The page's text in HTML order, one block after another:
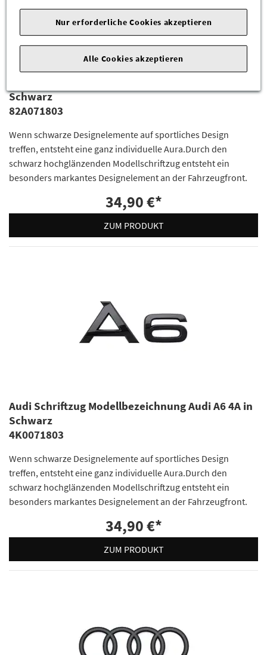
Schwarz
82A071803
Wenn schwarze Designelemente auf sportliches Design
treffen, entsteht eine ganz individuelle Aura.Durch den
schwarz hochglänzenden Modellschriftzug entsteht ein
besonders markantes Designelement an der Fahrzeugfront.
34,90 €*
ZUM PRODUKT
Audi Schriftzug Modellbezeichnung Audi A6 4A in
Schwarz
4K0071803
Wenn schwarze Designelemente auf sportliches Design
treffen, entsteht eine ganz individuelle Aura.Durch den
schwarz hochglänzenden Modellschriftzug entsteht ein
besonders markantes Designelement an der Fahrzeugfront.
34,90 €*
ZUM PRODUKT
Nur erforderliche Cookies akzeptieren
Alle Cookies akzeptieren